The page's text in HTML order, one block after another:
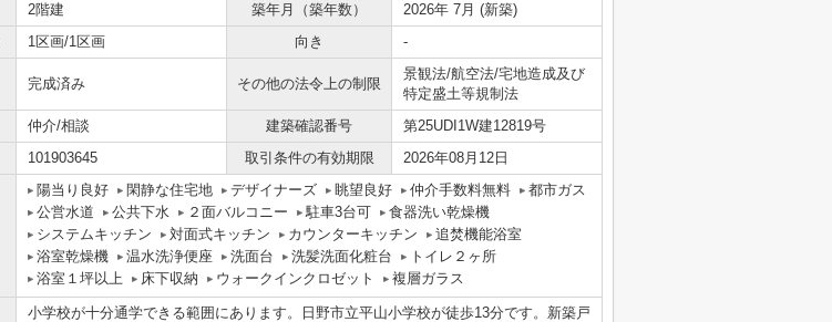
2階建 築年月（築年数）
2026年 7月 (新築)
1区画/1区画 向き -
完成済み その他の法令上の制限
景観法/航空法/宅地造成及び
特定盛土等規制法
仲介/相談 建築確認番号
第25UDI1W建12819号
101903645 取引条件の有効期限 2026年08月12日
陽当り良好 閑静な住宅地 デザイナーズ 眺望良好 仲介手数料無料
都市ガス
公営水道
公共下水 ２面バルコニー 駐車3台可
食器洗い乾燥機
システムキッチン
対面式キッチン カウンターキッチン
追焚機能浴室
浴室乾燥機
温水洗浄便座 洗面台 洗髪洗面化粧台
トイレ２ヶ所
浴室１坪以上
床下収納 ウォークインクロゼット 複層ガラス
小学校が十分通学できる範囲にあります。日野市立平山小学校が徒歩13分です。新築戸